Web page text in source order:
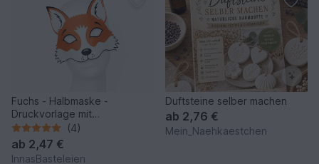
Fuchs - Halbmaske -
Druckvorlage mit
Kurzanleitung(4)
ab 2,47 €
InnasBasteleien
Duftsteine selber machen
ab 2,76 €
Mein_Naehkaestchen